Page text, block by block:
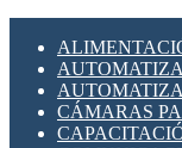
SENSORES
VARIACS
INTERFACES
OTROS
CÁMARAS